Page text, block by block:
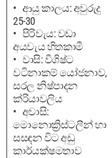
ආයු කාලය: අවුරුදු
25-30
පිරිවැය: වඩා
අයවැය හිතකාමී
වාසි: විශිෂ්ට
වටිනාකම් යෝජනාව,
සරල නිෂ්පාදන
ක්රියාවලිය
අවාසි:
මොනොක්‍රිස්ටලීන් හා
සසඳන විට අඩු
කාර්යක්ෂමතාව